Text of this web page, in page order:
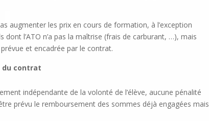
augmenter les prix en cours de formation, à l’exception
l’ATO n’a pas la maîtrise (frais de carburant, …), mais
et encadrée par le contrat.
du contrat
indépendante de la volonté de l’élève, aucune pénalité
prévu le remboursement des sommes déjà engagées mais